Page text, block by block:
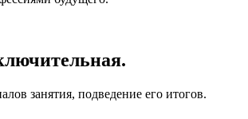
занятия, подведение его итогов.